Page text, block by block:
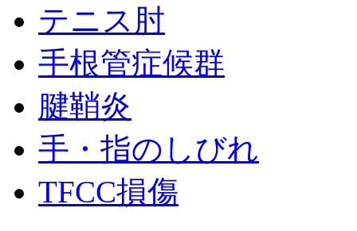
テニス肘
手根管症候群
腱鞘炎
手・指のしびれ
TFCC損傷